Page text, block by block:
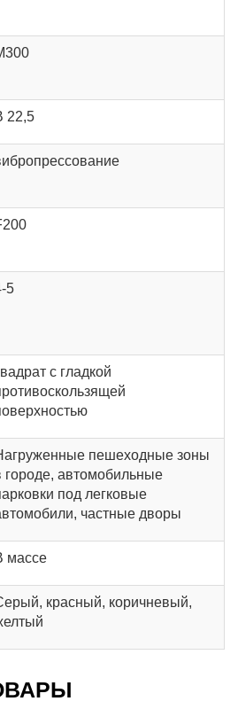
22,5
5
с гладкой
пешеходные зоны
городе, автомобильные
под легковые
частные дворы
массе
красный, коричневый,